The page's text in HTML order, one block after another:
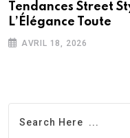
Tendances Street
L’Élégance Toute
AVRIL 18, 2026